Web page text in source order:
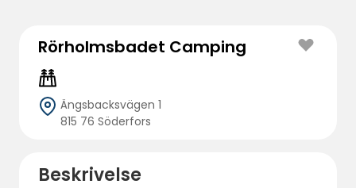
Rörholmsbadet Camping
Ängsbacksvägen 1
815 76 Söderfors
Beskrivelse